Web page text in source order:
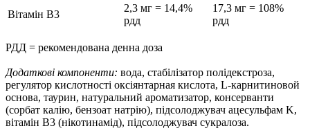
Вітамін В3
2,3 мг = 14,4%
рдд
17,3 мг = 108%
рдд
РДД = рекомендована денна доза
Додаткові компоненти: вода, стабілізатор полідекстроза,
регулятор кислотності оксіянтарная кислота, L-карнитиновой
основа, таурин, натуральний ароматизатор, консерванти
(сорбат калію, бензоат натрію), підсолоджувач ацесульфам K,
вітамін В3 (нікотинамід), підсолоджувач сукралоза.